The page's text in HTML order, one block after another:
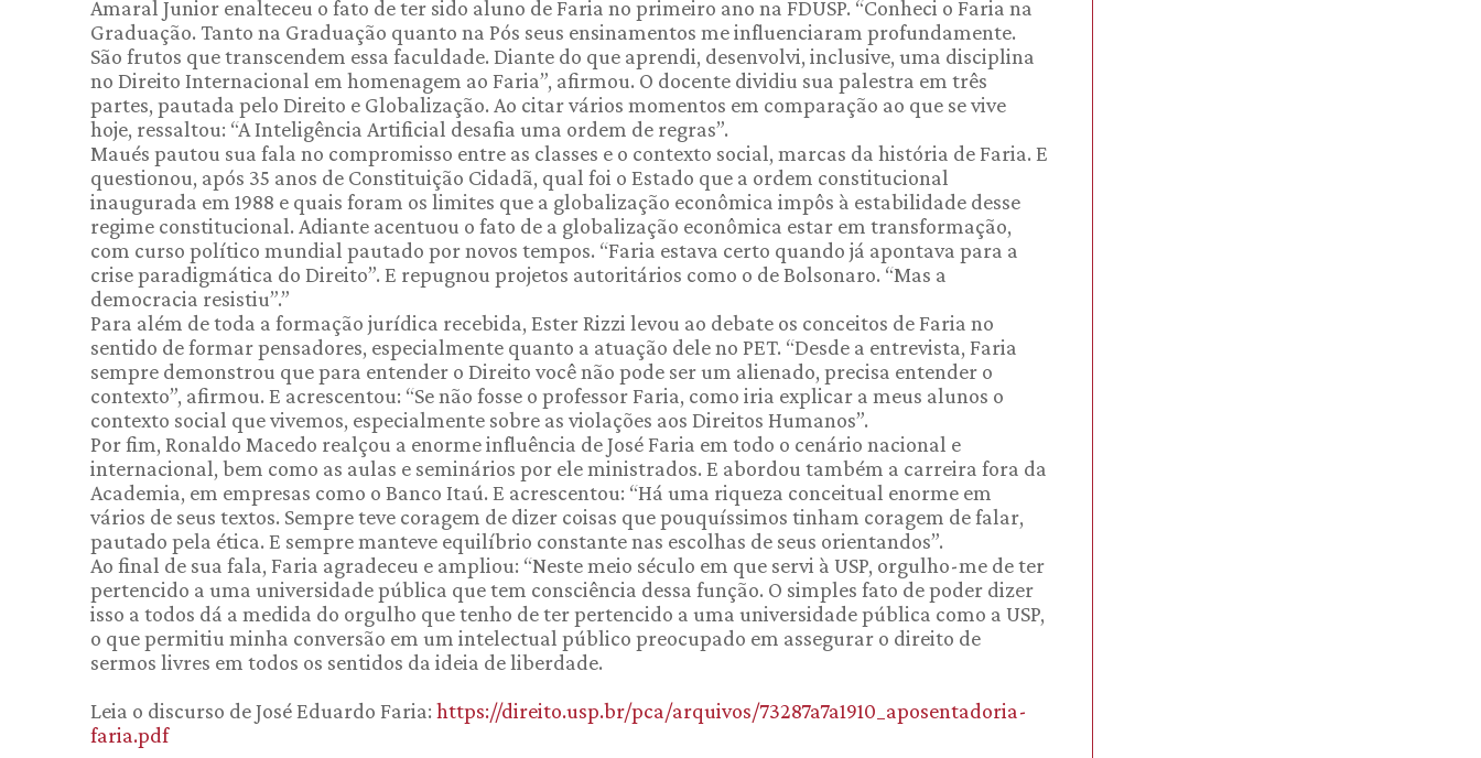
Amaral Junior enalteceu o fato de ter sido aluno de Faria no primeiro ano na FDUSP. “Conheci o Faria na
Graduação. Tanto na Graduação quanto na Pós seus ensinamentos me influenciaram profundamente.
São frutos que transcendem essa faculdade. Diante do que aprendi, desenvolvi, inclusive, uma disciplina
no Direito Internacional em homenagem ao Faria”, afirmou. O docente dividiu sua palestra em três
partes, pautada pelo Direito e Globalização. Ao citar vários momentos em comparação ao que se vive
hoje, ressaltou: “A Inteligência Artificial desafia uma ordem de regras”.
Maués pautou sua fala no compromisso entre as classes e o contexto social, marcas da história de Faria. E
questionou, após 35 anos de Constituição Cidadã, qual foi o Estado que a ordem constitucional
inaugurada em 1988 e quais foram os limites que a globalização econômica impôs à estabilidade desse
regime constitucional. Adiante acentuou o fato de a globalização econômica estar em transformação,
com curso político mundial pautado por novos tempos. “Faria estava certo quando já apontava para a
crise paradigmática do Direito”. E repugnou projetos autoritários como o de Bolsonaro. “Mas a
democracia resistiu”.”
Para além de toda a formação jurídica recebida, Ester Rizzi levou ao debate os conceitos de Faria no
sentido de formar pensadores, especialmente quanto a atuação dele no PET. “Desde a entrevista, Faria
sempre demonstrou que para entender o Direito você não pode ser um alienado, precisa entender o
contexto”, afirmou. E acrescentou: “Se não fosse o professor Faria, como iria explicar a meus alunos o
contexto social que vivemos, especialmente sobre as violações aos Direitos Humanos”.
Por fim, Ronaldo Macedo realçou a enorme influência de José Faria em todo o cenário nacional e
internacional, bem como as aulas e seminários por ele ministrados. E abordou também a carreira fora da
Academia, em empresas como o Banco Itaú. E acrescentou: “Há uma riqueza conceitual enorme em
vários de seus textos. Sempre teve coragem de dizer coisas que pouquíssimos tinham coragem de falar,
pautado pela ética. E sempre manteve equilíbrio constante nas escolhas de seus orientandos”.
Ao final de sua fala, Faria agradeceu e ampliou: “Neste meio século em que servi à USP, orgulho-me de ter
pertencido a uma universidade pública que tem consciência dessa função. O simples fato de poder dizer
isso a todos dá a medida do orgulho que tenho de ter pertencido a uma universidade pública como a USP,
o que permitiu minha conversão em um intelectual público preocupado em assegurar o direito de
sermos livres em todos os sentidos da ideia de liberdade.
Leia o discurso de José Eduardo Faria: https://direito.usp.br/pca/arquivos/73287a7a1910_aposentadoria-
faria.pdf